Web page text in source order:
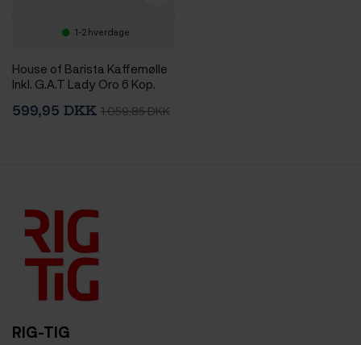
1-2 hverdage
House of Barista Kaffemølle
Inkl. G.A.T Lady Oro 6 Kop.
Kaffe
599,95 DKK 1.059,85 DKK
RIG-TIG